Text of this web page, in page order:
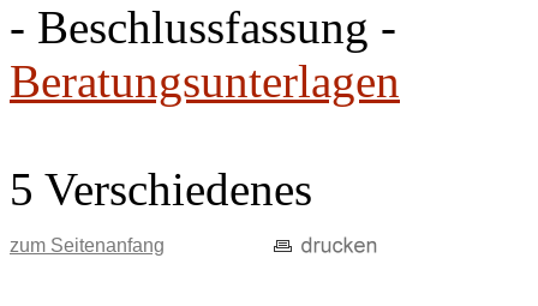
- Beschlussfassung -
Beratungsunterlagen
5 Verschiedenes
zum Seitenanfang